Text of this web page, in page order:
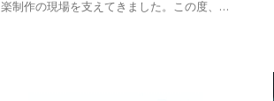
楽制作の現場を支えてきました。この度、